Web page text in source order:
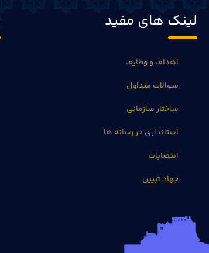
لینک های مفید
اهداف و وظایف
سوالات متداول
ساختار سازمانی
استانداری در رسانه ها
انتصابات
جهاد تبیین